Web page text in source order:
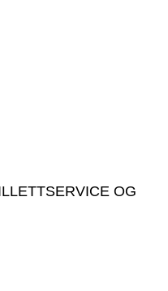
OG